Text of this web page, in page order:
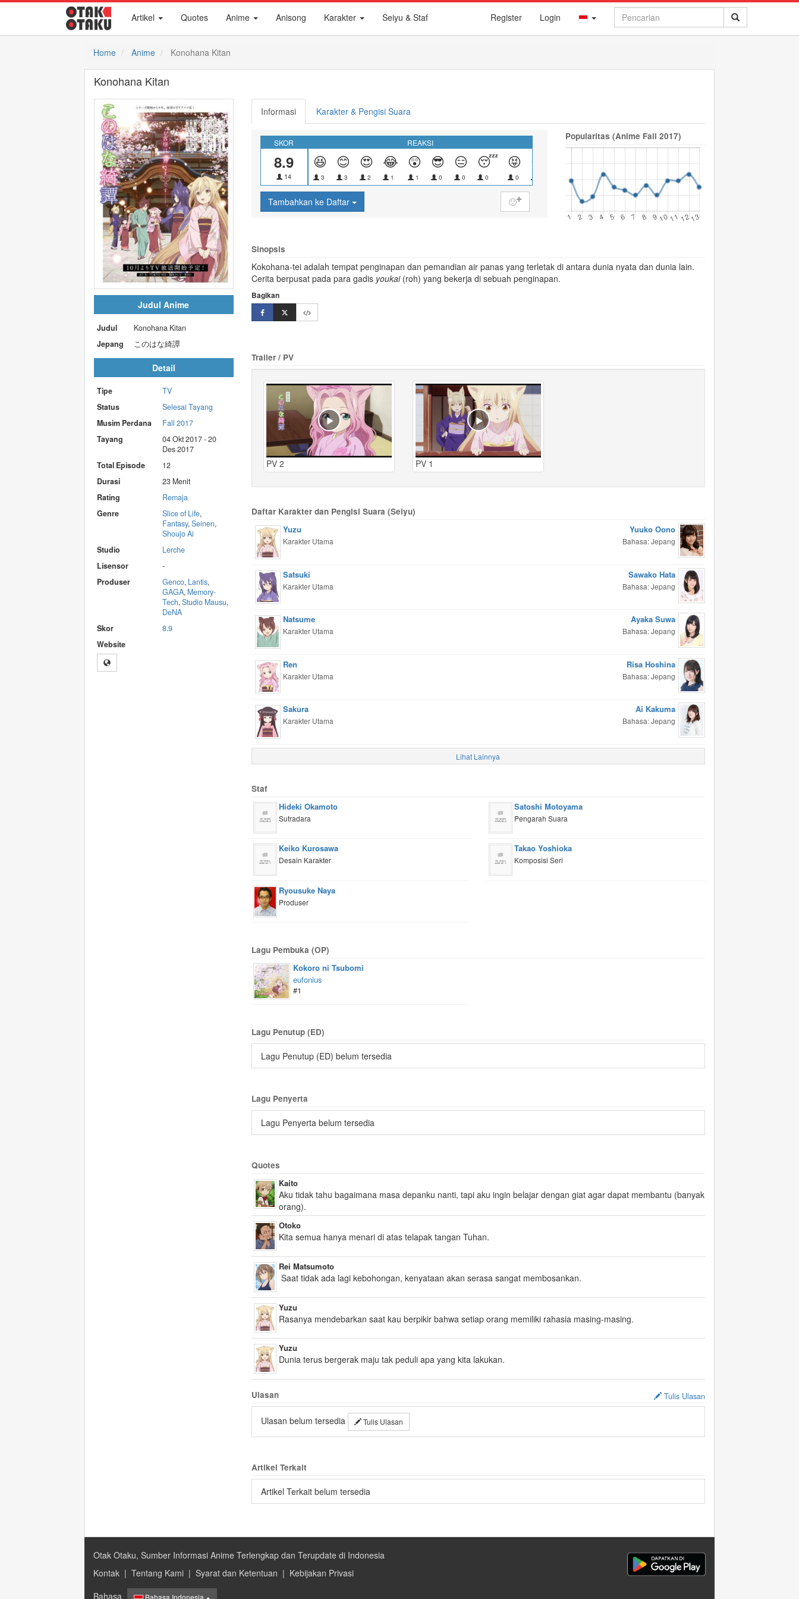
Register Login
Artikel Quotes Anime Anisong Karakter Seiyu & Staf
Home Anime Konohana Kitan
Konohana Kitan
Judul Anime
Judul
Konohana Kitan
Jepang
このはな綺譚
Detail
Tipe
TV
Status
Selesai Tayang
Musim Perdana
Fall 2017
Tayang
04 Okt 2017 - 20
Des 2017
Total Episode
12
Durasi
23 Menit
Rating
Remaja
Genre
Slice of Life,
Fantasy,Seinen,
Shoujo Ai
Studio
Lerche
Lisensor
-
Produser
Genco, Lantis,
GAGA, Memory-
Tech,Studio Mausu,
DeNA
Skor
8.9
Website
Informasi Karakter & Pengisi Suara
SKOR
8.9
14
REAKSI
😆
3
😊
3
😍
2
😂
1
😲
1
😎
0
😑
0
😴
0
😝
0
😟
0
Tambahkan ke Daftar 🙂
Popularitas (Anime Fall 2017)
Sinopsis
Kokohana-teiadalah tempat penginapan dan pemandian air panas yang terletak di antara dunia nyata dan dunia lain.
Cerita berpusat pada para gadis youkai(roh) yang bekerja di sebuah penginapan.
Bagikan
Trailer / PV
PV 2 PV 1
Daftar Karakter dan Pengisi Suara (Seiyu)
Yuzu
Karakter Utama
Yuuko Oono
Bahasa: Jepang
Satsuki
Karakter Utama
Sawako Hata
Bahasa: Jepang
Natsume
Karakter Utama
Ayaka Suwa
Bahasa: Jepang
Ren
Karakter Utama
Risa Hoshina
Bahasa: Jepang
Sakura
Karakter Utama
Ai Kakuma
Bahasa: Jepang
Lihat Lainnya
Staf
Hideki Okamoto
Sutradara
Satoshi Motoyama
Pengarah Suara
Keiko Kurosawa
Desain Karakter
Takao Yoshioka
Komposisi Seri
Ryousuke Naya
Produser
Lagu Pembuka (OP)
Kokoro ni Tsubomi
eufonius
#1
Lagu Penutup (ED)
Lagu Penutup (ED) belum tersedia
Lagu Penyerta
Lagu Penyerta belum tersedia
Quotes
Kaito
Aku tidak tahu bagaimana masa depanku nanti, tapi aku ingin belajar dengan giat agar dapat membantu (banyak
orang).
Otoko
Kita semua hanya menari di atas telapak tangan Tuhan.
Rei Matsumoto
Saat tidak ada lagi kebohongan, kenyataan akan serasa sangat membosankan.
Yuzu
Rasanya mendebarkan saat kau berpikir bahwa setiap orang memiliki rahasia masing-masing.
Yuzu
Dunia terus bergerak maju tak peduli apa yang kita lakukan.
Ulasan Tulis Ulasan
Ulasan belum tersedia Tulis Ulasan
Artikel Terkait
Artikel Terkait belum tersedia
Otak Otaku, Sumber Informasi Anime Terlengkap dan Terupdate di Indonesia
Kontak | Tentang Kami | Syarat dan Ketentuan | Kebijakan Privasi
Bahasa